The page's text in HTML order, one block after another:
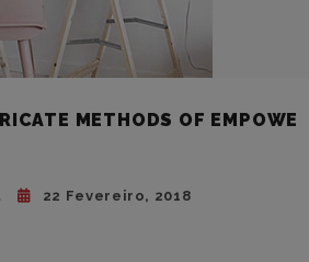
METHODS OF EMPOWE
22 Fevereiro, 2018